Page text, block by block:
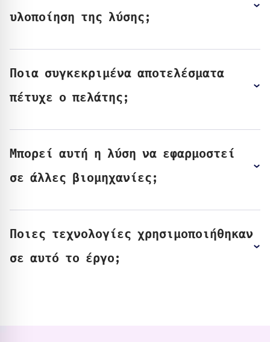
υλοποίηση της λύσης;
Ποια συγκεκριμένα αποτελέσματα
πέτυχε ο πελάτης;
Μπορεί αυτή η λύση να εφαρμοστεί
σε άλλες βιομηχανίες;
Ποιες τεχνολογίες χρησιμοποιήθηκαν
σε αυτό το έργο;